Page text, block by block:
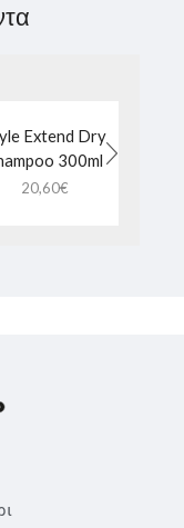
Extend Dry
300ml
20,60€